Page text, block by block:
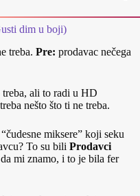
dim u boji)
treba. Pre: prodavac nečega
ali to radi u HD
nešto što ti ne treba.
miksere” koji seku
To su bili Prodavci
mi znamo, i to je bila fer